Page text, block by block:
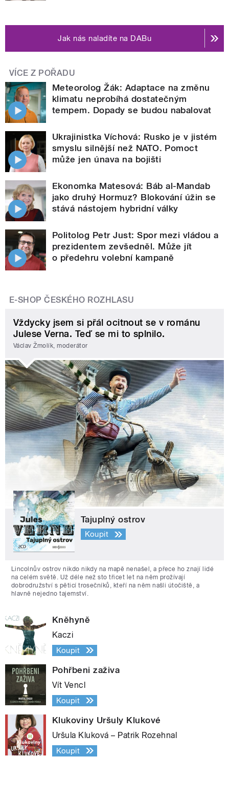
Jak nás naladíte na DABu
VÍCE Z POŘADU
Meteorolog Žák: Adaptace na změnu
klimatu neprobíhá dostatečným
tempem. Dopady se budou nabalovat
Ukrajinistka Víchová: Rusko je v jistém
smyslu silnější než NATO. Pomoct
může jen únava na bojišti
Ekonomka Matesová: Báb al-Mandab
jako druhý Hormuz? Blokování úžin se
stává nástojem hybridní války
Politolog Petr Just: Spor mezi vládou a
prezidentem zevšedněl. Může jít
o předehru volební kampaně
E-SHOP ČESKÉHO ROZHLASU
Vždycky jsem si přál ocitnout se v románu
Julese Verna. Teď se mi to splnilo.
Václav Žmolík, moderátor
Tajuplný ostrov
Koupit
Lincolnův ostrov nikdo nikdy na mapě nenašel, a přece ho znají lidé
na celém světě. Už déle než sto třicet let na něm prožívají
dobrodružství s pěticí trosečníků, kteří na něm našli útočiště, a
hlavně nejedno tajemství.
Kněhyně
Kaczi
Koupit
Pohřbeni zaživa
Vít Vencl
Koupit
Klukoviny Uršuly Klukové
Uršula Kluková – Patrik Rozehnal
Koupit